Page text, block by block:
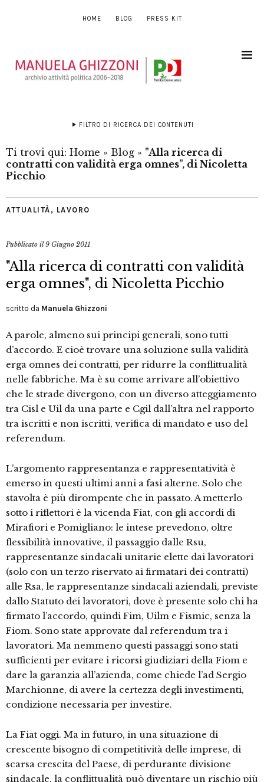
HOME BLOG PRESS KIT
FILTRO DI RICERCA DEI CONTENUTI
Ti trovi qui: Home » Blog » "Alla ricerca di
contratti con validità erga omnes", di Nicoletta
Picchio
ATTUALITÀ , LAVORO
Pubblicato il9 Giugno 2011
"Alla ricerca di contratti con validità
erga omnes", di Nicoletta Picchio
scritto da Manuela Ghizzoni
A parole, almeno sui principi generali, sono tutti
d’accordo. E cioè trovare una soluzione sulla validità
erga omnes dei contratti, per ridurre la conflittualità
nelle fabbriche. Ma è su come arrivare all’obiettivo
che le strade divergono, con un diverso atteggiamento
tra Cisl e Uil da una parte e Cgil dall’altra nel rapporto
tra iscritti e non iscritti, verifica di mandato e uso del
referendum.
L’argomento rappresentanza e rappresentatività è
emerso in questi ultimi anni a fasi alterne. Solo che
stavolta è più dirompente che in passato. A metterlo
sotto i riflettori è la vicenda Fiat, con gli accordi di
Mirafiori e Pomigliano: le intese prevedono, oltre
flessibilità innovative, il passaggio dalle Rsu,
rappresentanze sindacali unitarie elette dai lavoratori
(solo con un terzo riservato ai firmatari dei contratti)
alle Rsa, le rappresentanze sindacali aziendali, previste
dallo Statuto dei lavoratori, dove è presente solo chi ha
firmato l’accordo, quindi Fim, Uilm e Fismic, senza la
Fiom. Sono state approvate dal referendum tra i
lavoratori. Ma nemmeno questi passaggi sono stati
sufficienti per evitare i ricorsi giudiziari della Fiom e
dare la garanzia all’azienda, come chiede l’ad Sergio
Marchionne, di avere la certezza degli investimenti,
condizione necessaria per investire.
La Fiat oggi. Ma in futuro, in una situazione di
crescente bisogno di competitività delle imprese, di
scarsa crescita del Paese, di perdurante divisione
sindacale, la conflittualità può diventare un rischio più